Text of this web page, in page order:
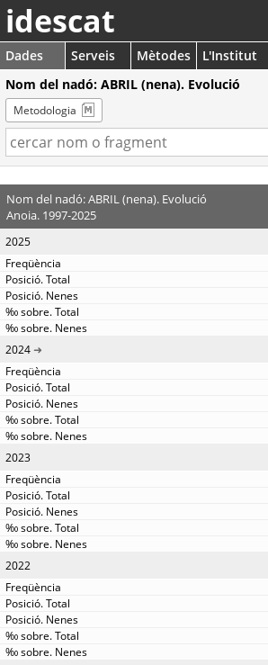
idescat
Dades Serveis Mètodes
L'Institut
Nom del nadó: ABRIL (nena). Evolució
Metodologia
Nom del nadó: ABRIL (nena). Evolució
Anoia. 1997-2025
2025
2024
2023
2022